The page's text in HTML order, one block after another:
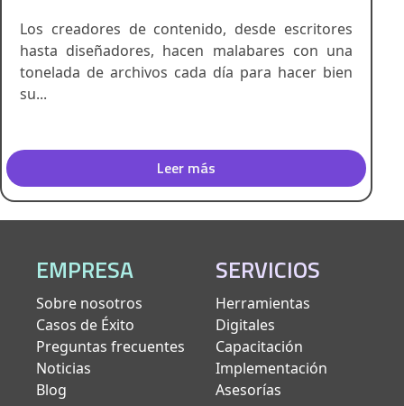
Los creadores de contenido, desde escritores
hasta diseñadores, hacen malabares con una
tonelada de archivos cada día para hacer bien
su...
Leer más
EMPRESA
Sobre nosotros
Casos de Éxito
Preguntas frecuentes
Noticias
Blog
SERVICIOS
Herramientas
Digitales
Capacitación
Implementación
Asesorías